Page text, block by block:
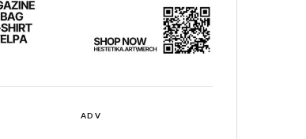
ADV